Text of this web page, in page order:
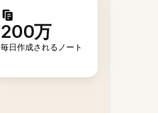
200万
毎日作成されるノート